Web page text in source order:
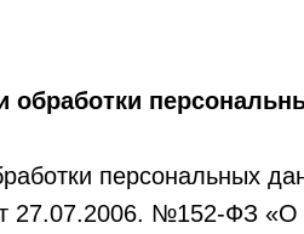
обработки
персональных
27.07.2006. №152-ФЗ